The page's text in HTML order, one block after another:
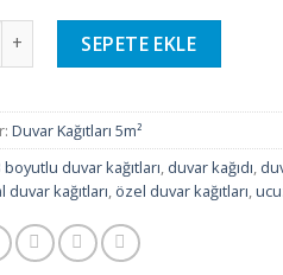
5m² - 6 adet
SEPETE EKLE
Duvar Kağıtları 5m²
boyutlu duvar kağıtları, duvar kağıdı,
duvar kağıtları, özel duvar kağıtları,